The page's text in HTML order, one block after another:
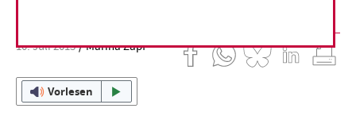
10. Juli 2013 Marina Zapf
Vorlesen